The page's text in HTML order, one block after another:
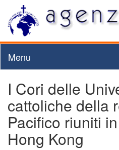
Menu
I Cori delle
cattoliche della
Pacifico riuniti
Hong Kong